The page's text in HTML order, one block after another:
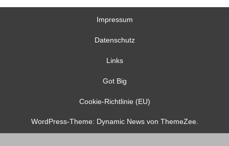
Impressum
Datenschutz
Links
Got Big
Cookie-Richtlinie (EU)
WordPress-Theme: Dynamic News von ThemeZee.